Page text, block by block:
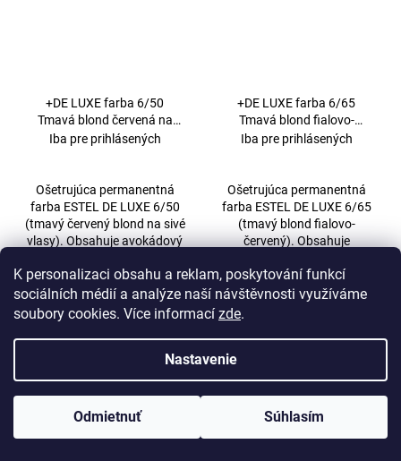
K personalizaci obsahu a reklam, poskytování funkcí
sociálních médií a analýze naší návštěvnosti využíváme
soubory cookies. Více informací zde.
Nastavenie
Odmietnuť Súhlasím
+DE LUXE farba 6/50
Tmavá blond červená na
šedivé vlasy 60ml
Iba pre prihlásených
Ošetrujúca permanentná
farba ESTEL DE LUXE 6/50
(tmavý červený blond na sivé
vlasy). Obsahuje avokádový
panthenol a 14 karátové
zlato. Vďaka...
+DE LUXE farba 6/65
Tmavá blond fialovo-
červená 60ml
Iba pre prihlásených
Ošetrujúca permanentná
farba ESTEL DE LUXE 6/65
(tmavý blond fialovo-
červený). Obsahuje
olej, keratín, panthenol a
14karátové zlato. Vďaka
B2B